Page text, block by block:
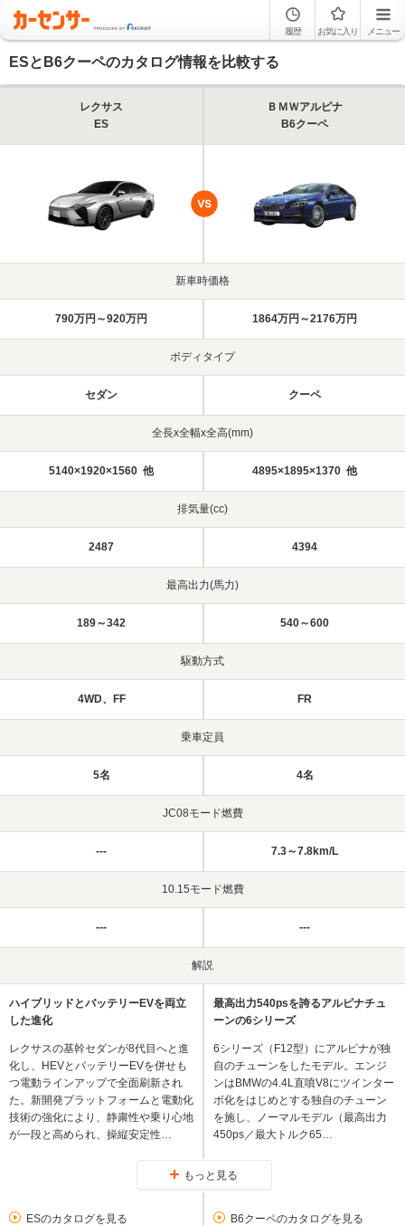
履歴 お気に入り メニュー
ESとB6クーペのカタログ情報を比較する
レクサス
ES
ＢＭＷアルピナ
B6クーペ
新車時価格
790万円～920万円 1864万円～2176万円
ボディタイプ
セダン クーペ
全長x全幅x全高(mm)
5140×1920×1560 他 4895×1895×1370 他
排気量(cc)
2487 4394
最高出力(馬力)
189～342 540～600
駆動方式
4WD、FF FR
乗車定員
5名 4名
JC08モード燃費
--- 7.3～7.8km/L
10.15モード燃費
--- ---
解説
ハイブリッドとバッテリーEVを両立
した進化
レクサスの基幹セダンが8代目へと進
化し、HEVとバッテリーEVを併せも
つ電動ラインアップで全面刷新され
た。新開発プラットフォームと電動化
技術の強化により、静粛性や乗り心地
が一段と高められ、操縦安定性…
最高出力540psを誇るアルピナチュ
ーンの6シリーズ
6シリーズ（F12型）にアルピナが独
自のチューンをしたモデル。エンジ
ンはBMWの4.4L直噴V8にツインター
ボ化をはじめとする独自のチューン
を施し、ノーマルモデル（最高出力
450ps／最大トルク65…
もっと見る
ESのカタログを見る B6クーペのカタログを見る